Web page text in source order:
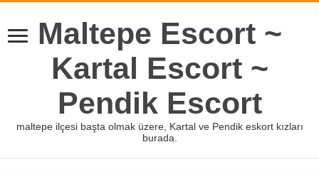
Maltepe Escort ~
Kartal Escort ~
Pendik Escort
maltepe ilçesi başta olmak üzere, Kartal ve Pendik eskort kızları
burada.